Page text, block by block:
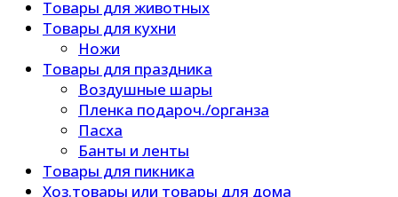
Товары для животных
Товары для кухни
Ножи
Товары для праздника
Воздушные шары
Пленка подароч./органза
Пасха
Банты и ленты
Товары для пикника
Хоз.товары или товары для дома